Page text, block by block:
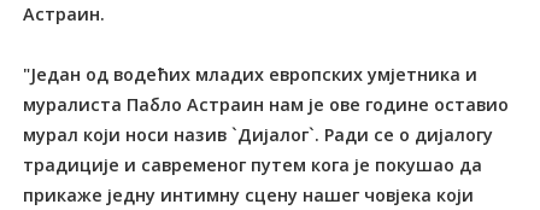
Астраин.
"Један од водећих младих европских умјетника и
муралиста Пабло Астраин нам је ове године оставио
мурал који носи назив `Дијалог`. Ради се о дијалогу
традиције и савременог путем кога је покушао да
прикаже једну интимну сцену нашег човјека који